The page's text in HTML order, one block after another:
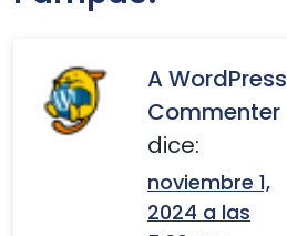
A WordPress
Commenter
dice:
noviembre 1,
2024 a las